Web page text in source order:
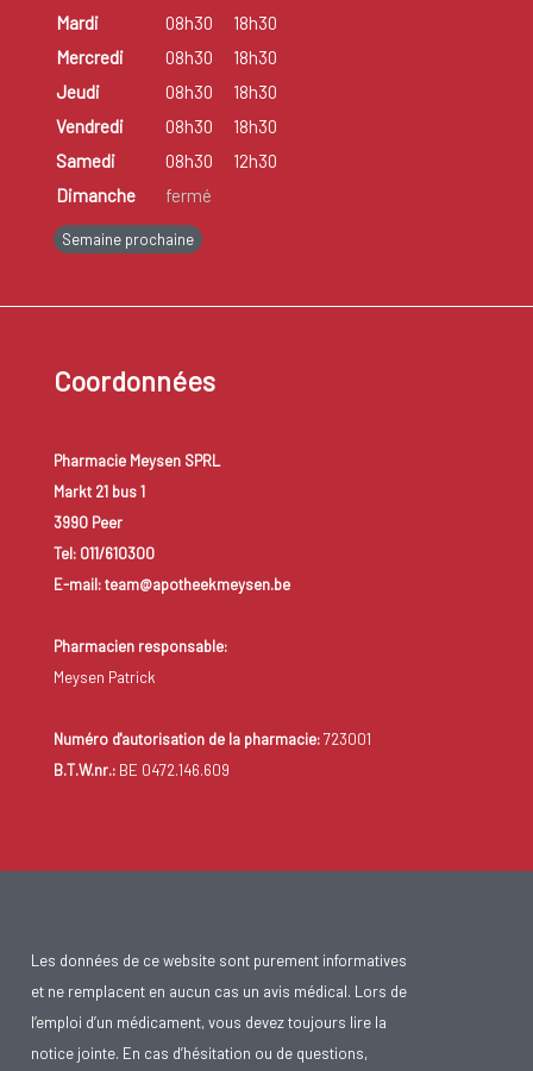
Mardi 08h30
18h30
Mercredi
08h30
18h30
Jeudi
08h30
18h30
Vendredi
08h30
18h30
Samedi
08h30
12h30
Dimanche
fermé
Semaine prochaine
Coordonnées
Pharmacie Meysen SPRL
Markt 21 bus 1
3990 Peer
Tel: 011/610300
E-mail: team@apotheekmeysen.be
Pharmacien responsable:
Meysen Patrick
Numéro d'autorisation de la pharmacie:723001
B.T.W.nr.:BE 0472.146.609
Les données de ce website sont purement informatives
et ne remplacent en aucun cas un avis médical. Lors de
l’emploi d’un médicament, vous devez toujours lire la
notice jointe. En cas d’hésitation ou de questions,